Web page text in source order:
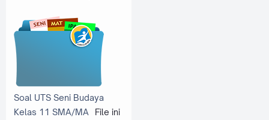
Soal UTS Seni Budaya
Kelas 11 SMA/MA
File ini